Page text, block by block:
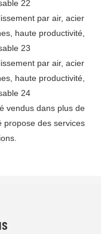
vendus dans plus de
propose des services